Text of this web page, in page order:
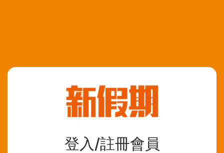
登入/註冊會員